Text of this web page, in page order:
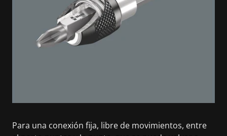
Para una conexión fija, libre de movimientos, entre